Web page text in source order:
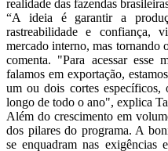
realidade das fazendas
“A ideia é garantir a
rastreabilidade e confiança,
mercado interno, mas tornando
comenta. "Para acessar esse
falamos em exportação,
um ou dois cortes específicos,
longo de todo o ano", explica
Além do crescimento em
dos pilares do programa. A
se enquadram nas exigências